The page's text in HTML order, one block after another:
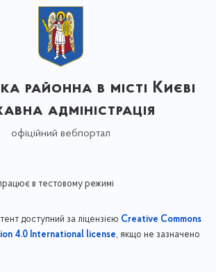
районна в місті Києві
адміністрація
офіційний вебпортал
в тестовому режимі
доступний за ліцензією Creative Commons
4.0 International license, якщо не зазначено